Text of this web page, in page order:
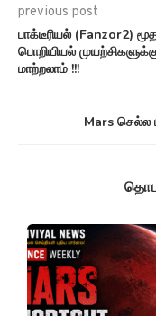
previous post
பாக்டீரியல் (Fanzor2)
பொறியியல்
மாற்றலாம் !!!
Mars செல்ல